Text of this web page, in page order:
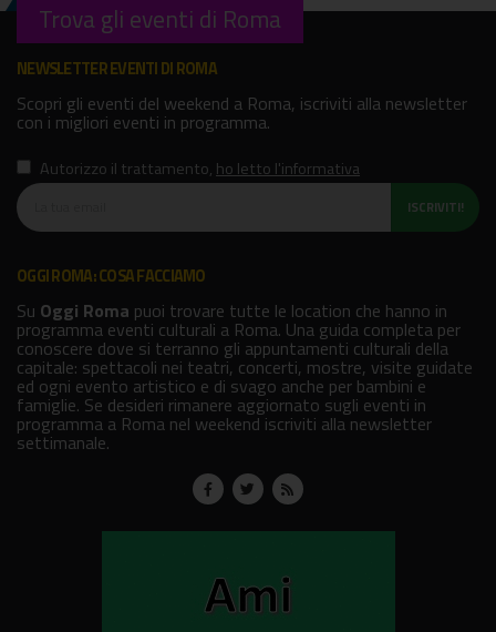
Trova gli eventi di Roma
NEWSLETTER EVENTI DI ROMA
Scopri gli eventi del weekend a Roma, iscriviti alla newsletter
con i migliori eventi in programma.
Autorizzo il trattamento, ho letto l'informativa
ISCRIVITI!
OGGI ROMA: COSA FACCIAMO
Su Oggi Roma puoi trovare tutte le location che hanno in
programma eventi culturali a Roma. Una guida completa per
conoscere dove si terranno gli appuntamenti culturali della
capitale: spettacoli nei teatri, concerti, mostre, visite guidate
ed ogni evento artistico e di svago anche per bambini e
famiglie. Se desideri rimanere aggiornato sugli eventi in
programma a Roma nel weekend iscriviti alla newsletter
settimanale.